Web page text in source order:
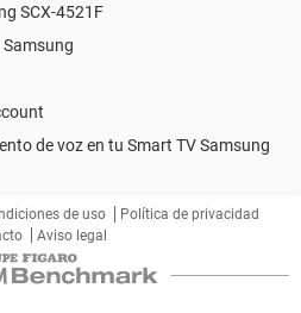
SCX-4521F
de voz en tu Smart TV Samsung
de uso
Política de privacidad
Aviso legal